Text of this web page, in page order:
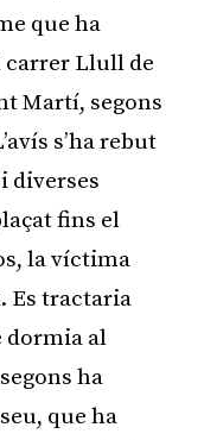
que ha
carrer Llull de
Martí, segons
s’ha rebut
diverses
fins el
la víctima
Es tractaria
dormia al
ha
que ha